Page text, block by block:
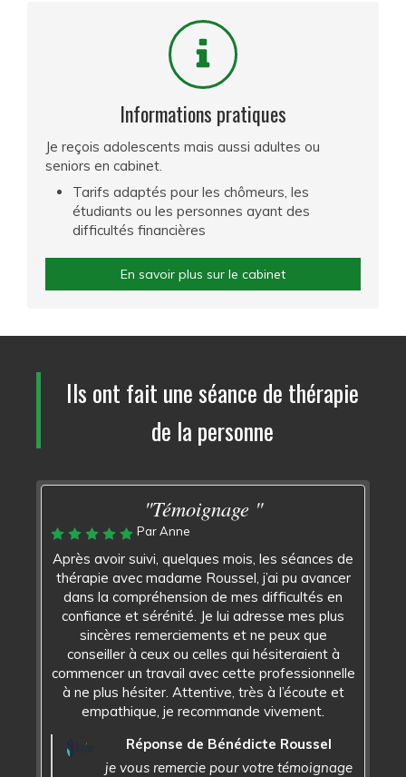
Informations pratiques
Je reçois adolescents mais aussi adultes ou
seniors en cabinet.
Tarifs adaptés pour les chômeurs, les
étudiants ou les personnes ayant des
difficultés financières
En savoir plus sur le cabinet
Ils ont fait une séance de thérapie
de la personne
"Témoignage "
Par Anne
Après avoir suivi, quelques mois, les séances de
thérapie avec madame Roussel, j’ai pu avancer
dans la compréhension de mes difficultés en
confiance et sérénité. Je lui adresse mes plus
sincères remerciements et ne peux que
conseiller à ceux ou celles qui hésiteraient à
commencer un travail avec cette professionnelle
à ne plus hésiter. Attentive, très à l’écoute et
empathique, je recommande vivement.
Réponse de Bénédicte Roussel
je vous remercie pour votre témoignage